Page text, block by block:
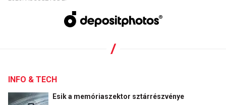
INFO & TECH
Esik a memóriaszektor sztárrészvénye